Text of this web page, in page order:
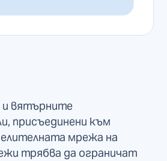
вятърните
присъединени към
мрежа на
трябва да ограничат